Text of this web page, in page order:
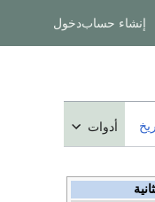
إنشاء حسابدخول
أدوات